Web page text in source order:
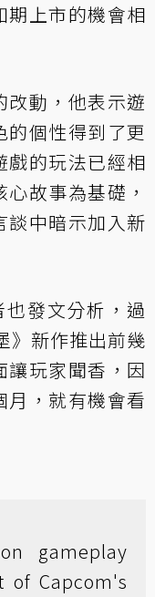
期上市的機會相
改動，他表示遊
個性得到了更
戲的玩法已經相
故事為基礎，
談中暗示加入新
發文分析，過
》新作推出前幾
讓玩家聞香，因
月，就有機會看
gameplay
of Capcom's